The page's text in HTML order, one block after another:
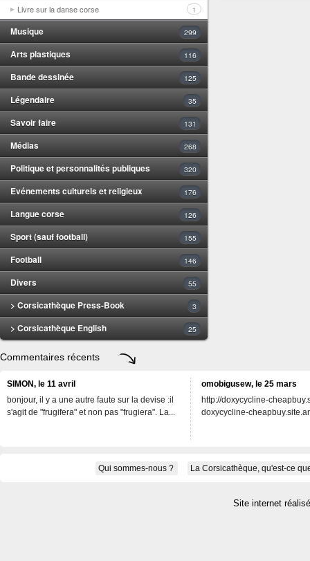
Livre sur la danse corse 1
Musique 299
Arts plastiques 116
Bande dessinée 125
Légendaire 35
Savoir faire 131
Médias 268
Politique et personnalités publiques 320
Evénements culturels et religieux 176
Langue corse 126
Sport (sauf football) 155
Football 146
Divers 55
> Corsicathèque Press-Book 3
> Corsicathèque English 25
Commentaires récents
SIMON, le 11 avril
bonjour, il y a une autre faute sur la devise :il
s'agit de "frugifera" et non pas "frugiera". La...
omobigusew, le 25 mars
http://doxycycline-
doxycycline-
Qui sommes-nous ? La Corsicathèque, qu'est-ce
Site internet